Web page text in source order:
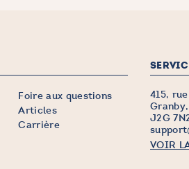
Foire aux questions
Articles
Carrière
415,
J2G
VOIR